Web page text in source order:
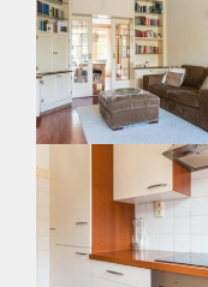
Gedeelde Douche:
Gedeelde woonkamer:
Huisgenoten: Nee
Geslacht